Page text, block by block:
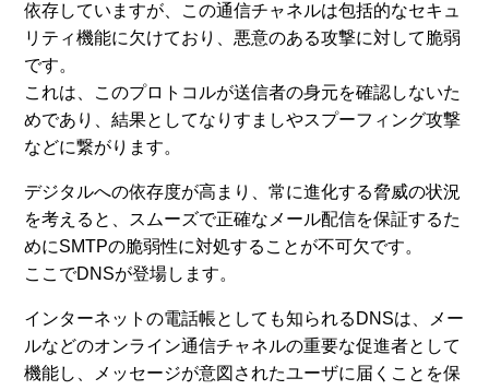
依存していますが、この通信チャネルは包括的なセキュ
リティ機能に欠けており、悪意のある攻撃に対して脆弱
です。
これは、このプロトコルが送信者の身元を確認しないた
めであり、結果としてなりすましやスプーフィング攻撃
などに繋がります。
デジタルへの依存度が高まり、常に進化する脅威の状況
を考えると、スムーズで正確なメール配信を保証するた
めにSMTPの脆弱性に対処することが不可欠です。
ここでDNSが登場します。
インターネットの電話帳としても知られるDNSは、メー
ルなどのオンライン通信チャネルの重要な促進者として
機能し、メッセージが意図されたユーザに届くことを保